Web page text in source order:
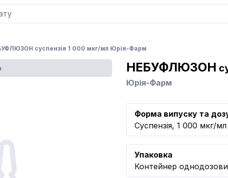
суспензія 1 000 мкг/мл Юрія-Фарм
НЕБУФЛЮЗОН
Юрія-Фарм
Форма випуску та
Суспензія, 1 000 мкг/мл
Упаковка
Контейнер